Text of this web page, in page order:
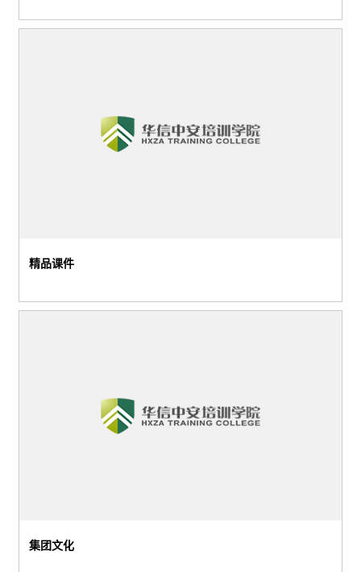
华信中安特勤大队第一期集训汇报总结大会6月6日上午10时，北京市工商联及丰台区工商联领导到我司听取诚信经营工作汇报，我司与会领导有董事长殷卫宏华信中安特勤大队第一期集训汇报总结大会6月6日上午10时，北京市工商联及丰台区工商联领导到我司听取诚信经营工作汇报，我司与会领导有董事长殷卫宏
精品课件
华信中安特勤大队第一期集训汇报总结大会6月6日上午10时，北京市工商联及丰台区工商联领导到我司听取诚信经营工作汇报，我司与会领导有董事长殷卫宏华信中安特勤大队第一期集训汇报总结大会6月6日上午10时，北京市工商联及丰台区工商联领导到我司听取诚信经营工作汇报，我司与会领导有董事长殷卫宏
集团文化